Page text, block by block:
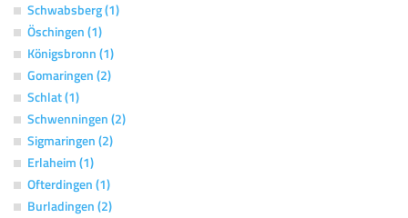
Schwabsberg (1)
Öschingen (1)
Königsbronn (1)
Gomaringen (2)
Schlat (1)
Schwenningen (2)
Sigmaringen (2)
Erlaheim (1)
Ofterdingen (1)
Burladingen (2)